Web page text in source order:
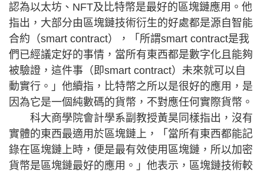
認為以太坊、NFT及比特幣是最好的區塊鏈應用。他
指出，大部分由區塊鏈技術衍生的好處都是源自智能
合約（smart contract），「所謂smart contract是我
們已經議定好的事情，當所有東西都是數字化且能夠
被驗證，這件事（即smart contract）未來就可以自
動實行。」他續指，比特幣之所以是很好的應用，是
因為它是一個純數碼的貨幣，不對應任何實際貨幣。
科大商學院會計學系副教授黃昊同樣指出，沒有
實體的東西最適用於區塊鏈上，「當所有東西都能記
錄在區塊鏈上時，便是最有效使用區塊鏈，所以加密
貨幣是區塊鏈最好的應用。」他表示，區塊鏈技術較